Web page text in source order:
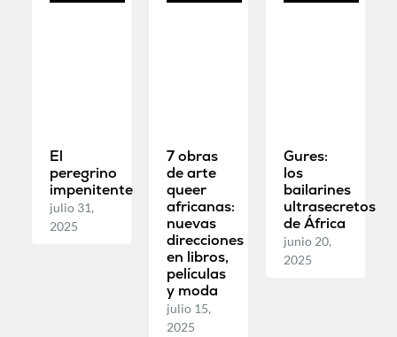
El
peregrino
impenitente
julio 31,
2025
7 obras
de arte
queer
africanas:
nuevas
direcciones
en libros,
películas
y moda
julio 15,
2025
Gures:
los
bailarines
ultrasecretos
de África
junio 20,
2025